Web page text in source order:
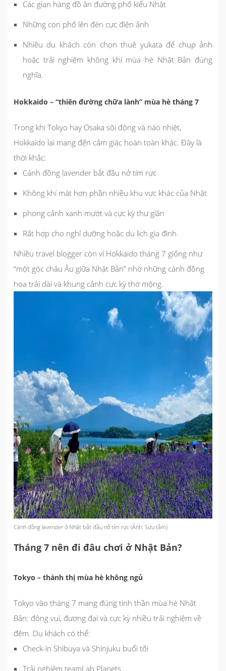
Các gian hàng đồ ăn đường phố kiểu Nhật
Những con phố lên đèn cực điện ảnh
Nhiều du khách còn chọn thuê yukata để chụp ảnh
hoặc trải nghiệm không khí mùa hè Nhật Bản đúng
nghĩa.
Hokkaido – “thiên đường chữa lành” mùa hè tháng 7
Trong khi Tokyo hay Osaka sôi động và náo nhiệt,
Hokkaido lại mang đến cảm giác hoàn toàn khác. Đây là
thời khắc:
Cánh đồng lavender bắt đầu nở tím rực
Không khí mát hơn phần nhiều khu vực khác của Nhật
phong cảnh xanh mướt và cực kỳ thư giãn
Rất hợp cho nghỉ dưỡng hoặc du lịch gia đình
Nhiều travel blogger còn ví Hokkaido tháng 7 giống như
“một góc châu Âu giữa Nhật Bản” nhờ những cánh đồng
hoa trải dài và khung cảnh cực kỳ thơ mộng.
Cánh đồng lavender ở Nhật bắt đầu nở tím rực (Ảnh: Sưu tầm)
Tháng 7 nên đi đâu chơi ở Nhật Bản?
Tokyo – thành thị mùa hè không ngủ
Tokyo vào tháng 7 mang đúng tinh thần mùa hè Nhật
Bản: đông vui, đương đại và cực kỳ nhiều trải nghiệm về
đêm. Du khách có thể:
Check-in Shibuya và Shinjuku buổi tối
Trải nghiệm teamLab Planets